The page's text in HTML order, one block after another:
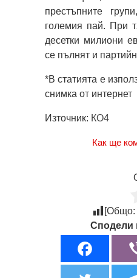
престъпните
големия пай. При
десетки милиони
се пълнят и
*В статията е
снимка от интернет
Източник: КО4
Как ще
[Общо:
Сподели